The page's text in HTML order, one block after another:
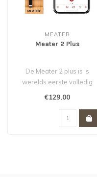
MEATER
Meater 2 Plus
De Meater 2 plus is ‘s
werelds eerste volledig
€129,00